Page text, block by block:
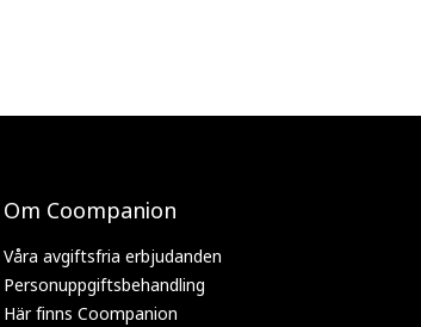
Om Coompanion
Våra avgiftsfria erbjudanden
Personuppgiftsbehandling
Här finns Coompanion